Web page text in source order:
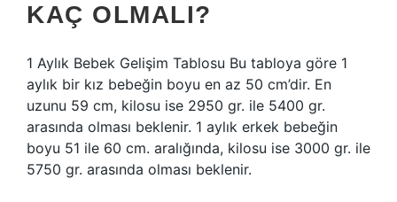
KAÇ OLMALI?
1 Aylık Bebek Gelişim Tablosu Bu tabloya göre 1
aylık bir kız bebeğin boyu en az 50 cm’dir. En
uzunu 59 cm, kilosu ise 2950 gr. ile 5400 gr.
arasında olması beklenir. 1 aylık erkek bebeğin
boyu 51 ile 60 cm. aralığında, kilosu ise 3000 gr. ile
5750 gr. arasında olması beklenir.